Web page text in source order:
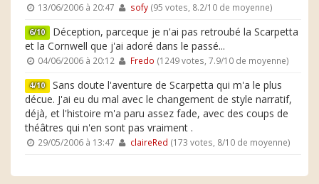
13/06/2006 à 20:47 sofy(95 votes, 8.2/10 de moyenne)
6/10 Déception, parceque je n'ai pas retroubé la Scarpetta
et la Cornwell que j'ai adoré dans le passé...
04/06/2006 à 20:12 Fredo (1249 votes, 7.9/10 de moyenne)
4/10 Sans doute l'aventure de Scarpetta qui m'a le plus
décue. J'ai eu du mal avec le changement de style narratif,
déjà, et l'histoire m'a paru assez fade, avec des coups de
théâtres qui n'en sont pas vraiment .
29/05/2006 à 13:47 claireRed (173 votes, 8/10 de moyenne)